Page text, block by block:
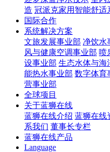
造 冠派克家用智能舒适
国际合作
系统解决方案
文旅发展事业部 净饮水
风与健康空调事业部 喷
设事业部 生态水体与海
能热水事业部 数字体育
营事业部
全球项目
关于蓝狮在线
蓝狮在线介绍 蓝狮在线
系我们 董事长专栏
蓝狮在线产品
Language